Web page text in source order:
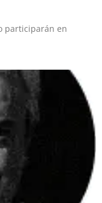
participarán en